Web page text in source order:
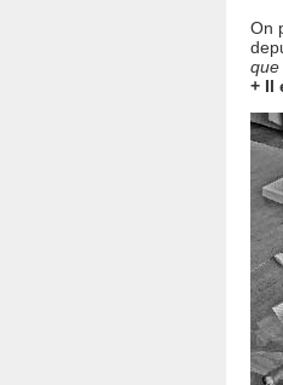
On
que
+ Il